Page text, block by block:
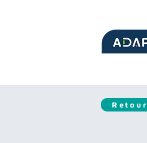
Retour